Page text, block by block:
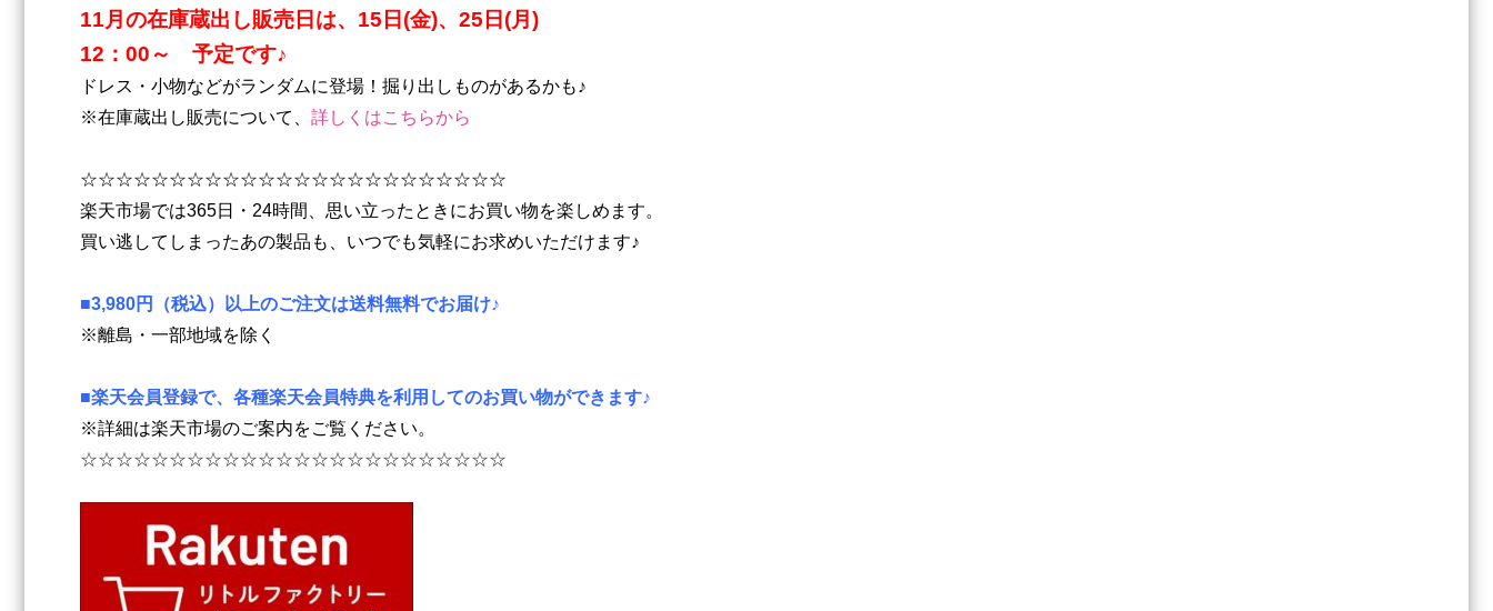
11月の在庫蔵出し販売日は、15日(金)、25日(月)
12：00～ 予定です♪
ドレス・小物などがランダムに登場！掘り出しものがあるかも♪
※在庫蔵出し販売について、 詳しくはこちらから
☆☆☆☆☆☆☆☆☆☆☆☆☆☆☆☆☆☆☆☆☆☆☆☆
楽天市場では365日・24時間、思い立ったときにお買い物を楽しめます。
買い逃してしまったあの製品も、いつでも気軽にお求めいただけます♪
■3,980円（税込）以上のご注文は送料無料でお届け♪
※離島・一部地域を除く
■楽天会員登録で、各種楽天会員特典を利用してのお買い物ができます♪
※詳細は楽天市場のご案内をご覧ください。
☆☆☆☆☆☆☆☆☆☆☆☆☆☆☆☆☆☆☆☆☆☆☆☆